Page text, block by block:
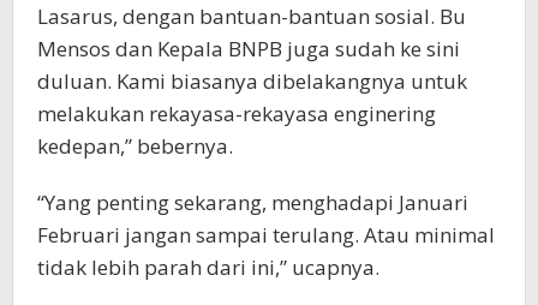
Lasarus, dengan bantuan-bantuan sosial. Bu
Mensos dan Kepala BNPB juga sudah ke sini
duluan. Kami biasanya dibelakangnya untuk
melakukan rekayasa-rekayasa enginering
kedepan,” bebernya.
“Yang penting sekarang, menghadapi Januari
Februari jangan sampai terulang. Atau minimal
tidak lebih parah dari ini,” ucapnya.